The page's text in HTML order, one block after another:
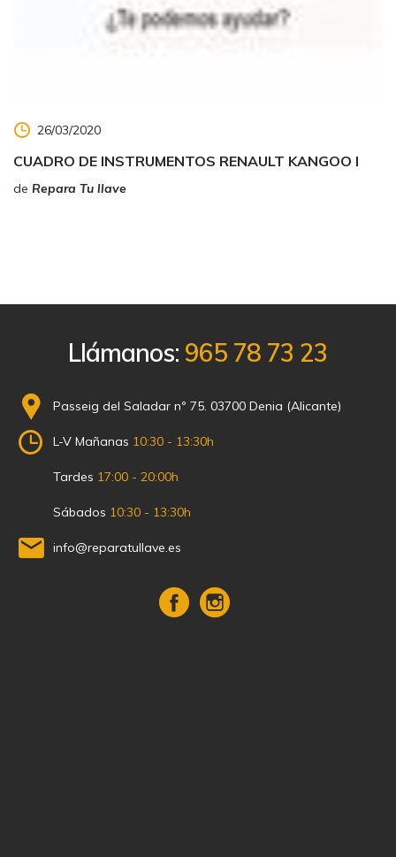
26/03/2020
CUADRO DE INSTRUMENTOS RENAULT KANGOO I
de Repara Tu llave
Llámanos: 965 78 73 23
Passeig del Saladar nº 75. 03700 Denia (Alicante)
L-V Mañanas 10:30 - 13:30h
Tardes 17:00 - 20:00h
Sábados 10:30 - 13:30h
info@reparatullave.es